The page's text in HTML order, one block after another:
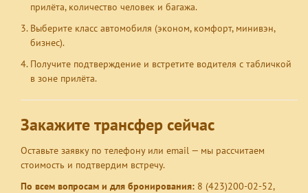
прилёта, количество человек и багажа.
Выберите класс автомобиля (эконом, комфорт, минивэн,
бизнес).
Получите подтверждение и встретите водителя с табличкой
в зоне прилёта.
Закажите трансфер сейчас
Оставьте заявку по телефону или email — мы рассчитаем
стоимость и подтвердим встречу.
По всем вопросам и для бронирования: 8 (423)200-02-52,